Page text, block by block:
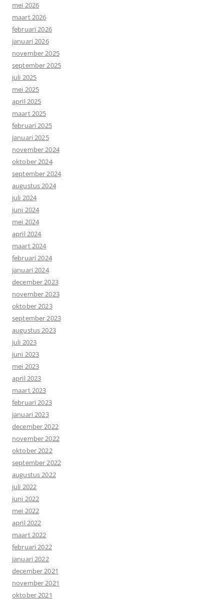
mei 2026
maart 2026
februari 2026
januari 2026
november 2025
september 2025
juli 2025
mei 2025
april 2025
maart 2025
februari 2025
januari 2025
november 2024
oktober 2024
september 2024
augustus 2024
juli 2024
juni 2024
mei 2024
april 2024
maart 2024
februari 2024
januari 2024
december 2023
november 2023
oktober 2023
september 2023
augustus 2023
juli 2023
juni 2023
mei 2023
april 2023
maart 2023
februari 2023
januari 2023
december 2022
november 2022
oktober 2022
september 2022
augustus 2022
juli 2022
juni 2022
mei 2022
april 2022
maart 2022
februari 2022
januari 2022
december 2021
november 2021
oktober 2021